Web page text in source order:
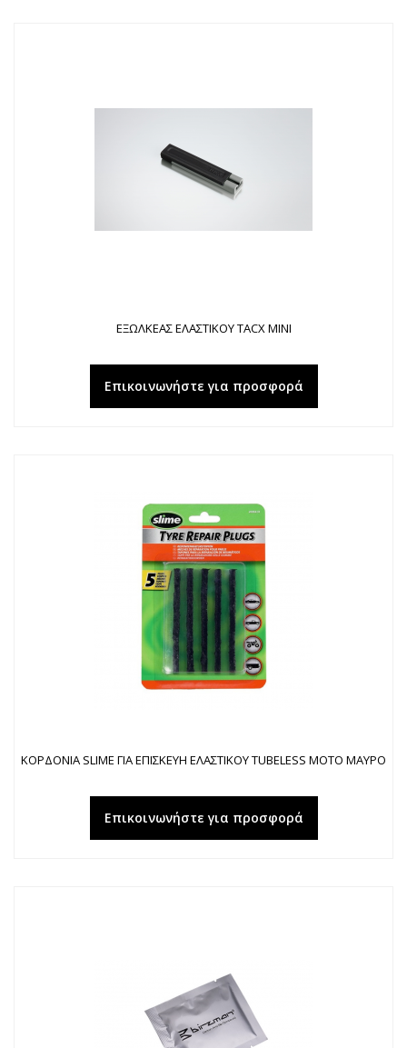
ΕΞΩΛΚΕΑΣ ΕΛΑΣΤΙΚΟΥ TACX MINI
Επικοινωνήστε για προσφορά
ΚΟΡΔΟΝΙΑ SLIME ΓΙΑ ΕΠΙΣΚΕΥΗ ΕΛΑΣΤΙΚΟΥ TUBELESS ΜΟΤΟ ΜΑΥΡΟ
Επικοινωνήστε για προσφορά